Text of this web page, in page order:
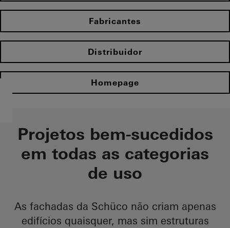
Fabricantes
Distribuidor
Homepage
Projetos bem-sucedidos
em todas as categorias
de uso
As fachadas da Schüco não criam apenas
edifícios quaisquer, mas sim estruturas